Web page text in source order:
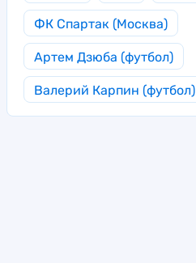
ФК Спартак (Москва)
Артем Дзюба (футбол)
Валерий Карпин (футбол)